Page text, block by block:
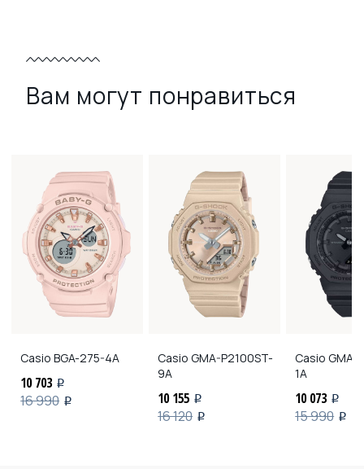
Вам могут понравиться
Casio BGA-275-4A
10 703 i
16 990 i
Casio GMA-P2100ST-
9A
10 155 i
16 120 i
Casio GMA-
1A
10 073 i
15 990 i